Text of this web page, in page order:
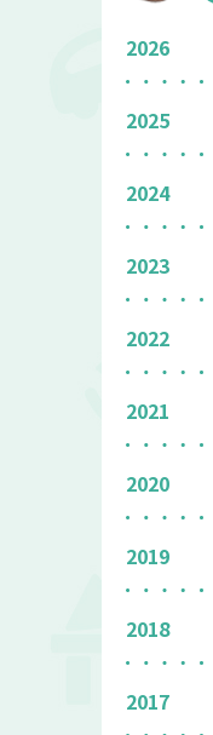
2026
2025
2024
2023
2022
2021
2020
2019
2018
2017